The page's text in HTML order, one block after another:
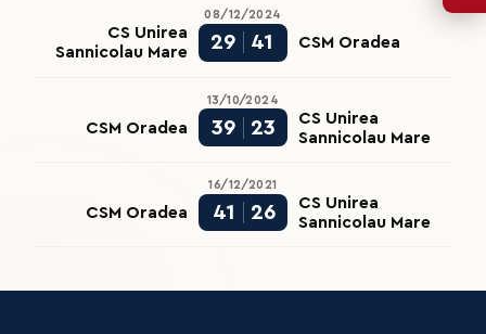
08/12/2024
CS Unirea
Sannicolau Mare
29 41 CSM Oradea
13/10/2024
CSM Oradea 39 23
CS Unirea
Sannicolau Mare
16/12/2021
CSM Oradea 41 26
CS Unirea
Sannicolau Mare